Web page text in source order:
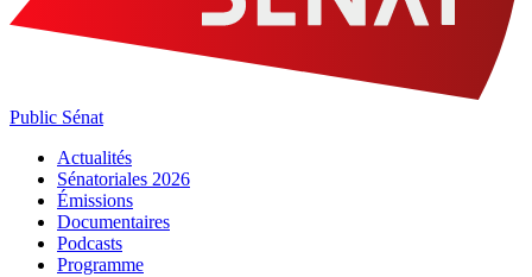
Public Sénat
Actualités
Sénatoriales 2026
Émissions
Documentaires
Podcasts
Programme